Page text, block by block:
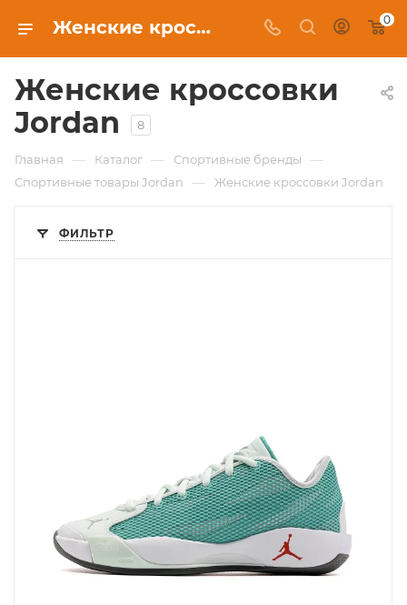
Женские кроссовки Jordan в Новосибирске, купить в интернет-магазине c бесплатной доставкой 0
Женские кроссовки
Jordan
8
Главная — Каталог — Спортивные бренды —
Спортивные товары Jordan — Женские кроссовки Jordan
ФИЛЬТР